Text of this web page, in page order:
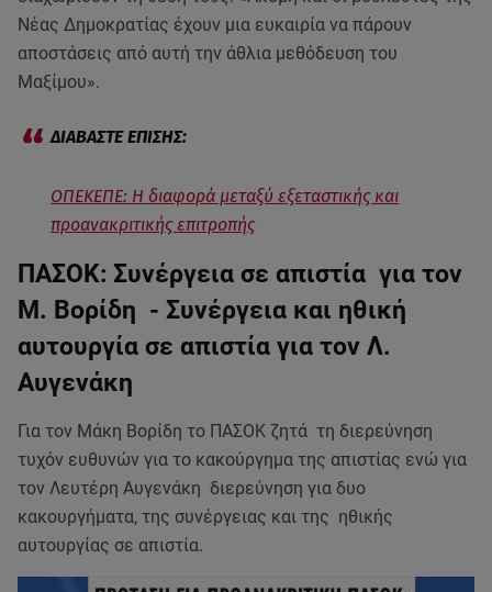
Νέας Δημοκρατίας έχουν μια ευκαιρία να πάρουν
αποστάσεις από αυτή την άθλια μεθόδευση του
Μαξίμου».
ΟΠΕΚΕΠΕ: Η διαφορά μεταξύ εξεταστικής και
προανακριτικής επιτροπής
ΠΑΣΟΚ: Συνέργεια σε απιστία για τον
Μ. Βορίδη - Συνέργεια και ηθική
αυτουργία σε απιστία για τον Λ.
Αυγενάκη
Για τον Μάκη Βορίδη το ΠΑΣΟΚ ζητά τη διερεύνηση
τυχόν ευθυνών για το κακούργημα της απιστίας ενώ για
τον Λευτέρη Αυγενάκη διερεύνηση για δυο
κακουργήματα, της συνέργειας και της ηθικής
αυτουργίας σε απιστία.